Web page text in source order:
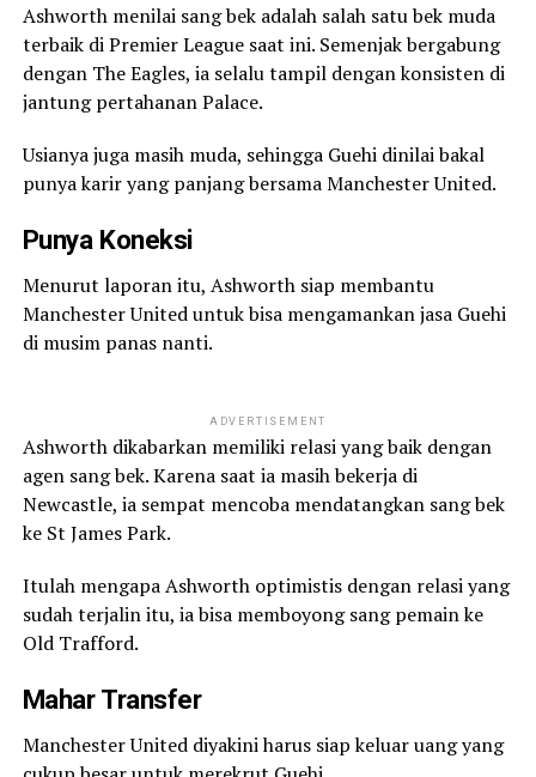
Ashworth menilai sang bek adalah salah satu bek muda
terbaik di Premier League saat ini. Semenjak bergabung
dengan The Eagles, ia selalu tampil dengan konsisten di
jantung pertahanan Palace.
Usianya juga masih muda, sehingga Guehi dinilai bakal
punya karir yang panjang bersama Manchester United.
Punya Koneksi
Menurut laporan itu, Ashworth siap membantu
Manchester United untuk bisa mengamankan jasa Guehi
di musim panas nanti.
ADVERTISEMENT
Ashworth dikabarkan memiliki relasi yang baik dengan
agen sang bek. Karena saat ia masih bekerja di
Newcastle, ia sempat mencoba mendatangkan sang bek
ke St James Park.
Itulah mengapa Ashworth optimistis dengan relasi yang
sudah terjalin itu, ia bisa memboyong sang pemain ke
Old Trafford.
Mahar Transfer
Manchester United diyakini harus siap keluar uang yang